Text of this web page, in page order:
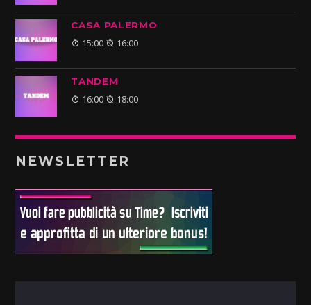
CASA PALERMO
15:00 16:00
TANDEM
16:00 18:00
NEWSLETTER